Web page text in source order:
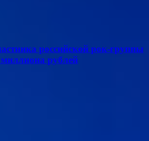
российской рок-группы
рублей